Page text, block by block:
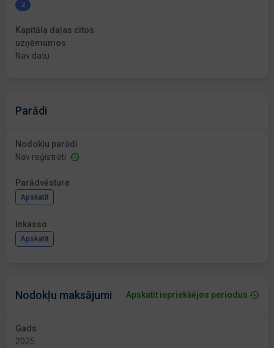
2
Kapitāla daļas citos
uzņēmumos
Nav datu
Parādi
Nodokļu parādi
Nav reģistrēti
Parādvēsture
Apskatīt
Inkasso
Apskatīt
Nodokļu maksājumi Apskatīt iepriekšējos periodus
Gads
2025